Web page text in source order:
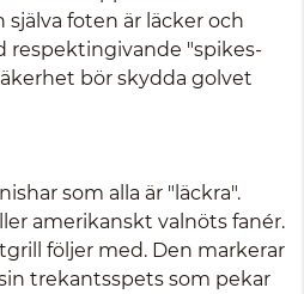
foten är läcker och
respektingivande "spikes-
bör skydda golvet
som alla är "läckra".
amerikanskt valnöts fanér.
följer med. Den markerar
trekantsspets som pekar